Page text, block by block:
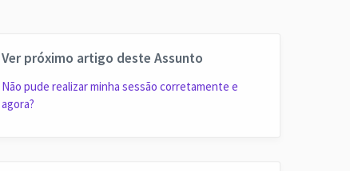
Ver próximo artigo deste Assunto
Não pude realizar minha sessão corretamente e
agora?